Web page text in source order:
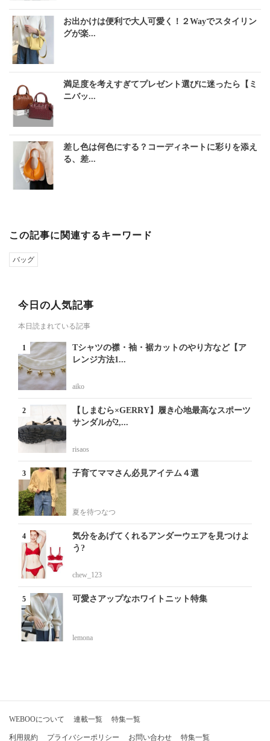
お出かけは便利で大人可愛く！２Wayでスタイリン
グが楽...
満足度を考えすぎてプレゼント選びに迷ったら【ミ
ニバッ...
差し色は何色にする？コーディネートに彩りを添え
る、差...
この記事に関連するキーワード
バッグ
今日の人気記事
本日読まれている記事
Tシャツの襟・袖・裾カットのやり方など【ア
レンジ方法1...
aiko
【しまむら×GERRY】履き心地最高なスポーツ
サンダルが2,...
risaos
子育てママさん必見アイテム４選
夏を待つなつ
気分をあげてくれるアンダーウエアを見つけよ
う?
chew_123
可愛さアップなホワイトニット特集
lemona
WEBOOについて 連載一覧 特集一覧
利用規約 プライバシーポリシー お問い合わせ 特集一覧